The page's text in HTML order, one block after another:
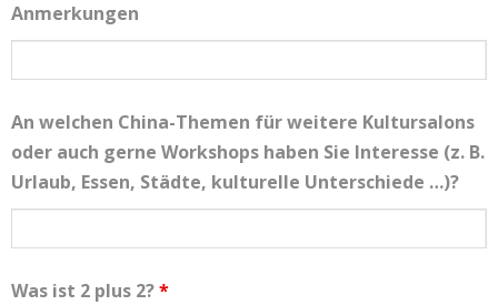
Anmerkungen
An welchen China-Themen für weitere Kultursalons
oder auch gerne Workshops haben Sie Interesse (z. B.
Urlaub, Essen, Städte, kulturelle Unterschiede …)?
Was ist 2 plus 2?*